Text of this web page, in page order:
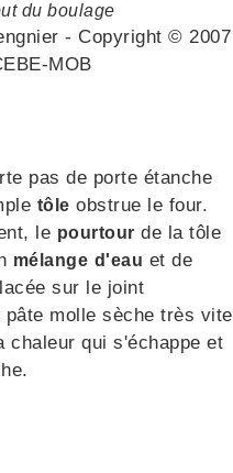
du boulage
- Copyright © 2007
MOB
pas de porte étanche
tôle obstrue le four.
le pourtour de la tôle
mélange d'eau et de
sur le joint
molle sèche très vite
chaleur qui s'échappe et